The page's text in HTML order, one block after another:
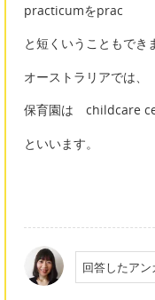
practicumをprac
と短くいうこともでき
オーストラリアでは、
保育園は childcare
といいます。
回答したアン